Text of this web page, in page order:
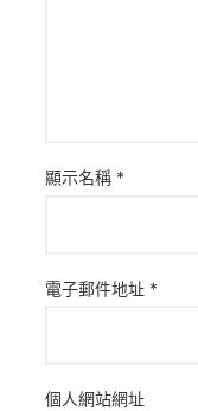
顯示名稱 *
電子郵件地址 *
個人網站網址